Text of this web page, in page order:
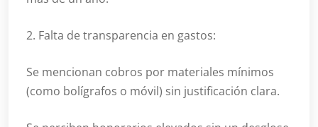
2. Falta de transparencia en gastos:
Se mencionan cobros por materiales mínimos
(como bolígrafos o móvil) sin justificación clara.